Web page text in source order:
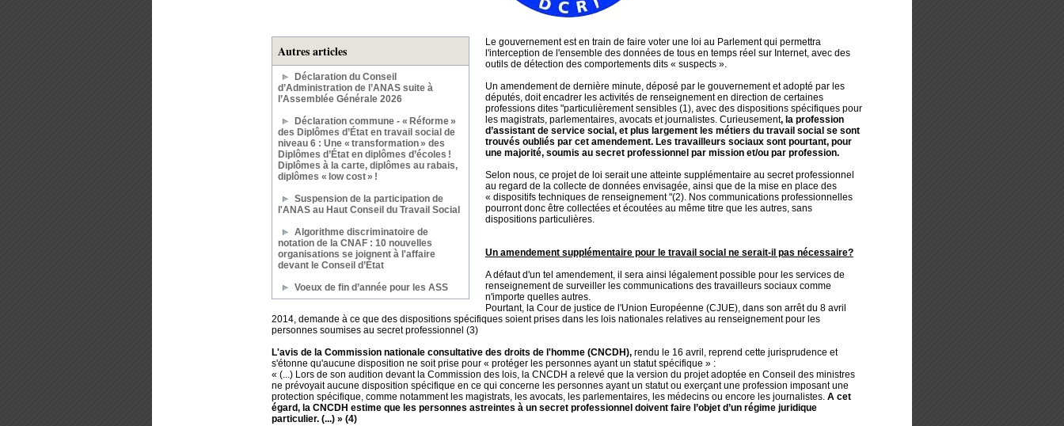
Autres articles
Déclaration du Conseil
d’Administration de l’ANAS suite à
l’Assemblée Générale 2026
Déclaration commune - « Réforme »
des Diplômes d’État en travail social de
niveau 6 : Une « transformation » des
Diplômes d’État en diplômes d’écoles !
Diplômes à la carte, diplômes au rabais,
diplômes « low cost » !
Suspension de la participation de
l'ANAS au Haut Conseil du Travail Social
Algorithme discriminatoire de
notation de la CNAF : 10 nouvelles
organisations se joignent à l'affaire
devant le Conseil d’État
Voeux de fin d’année pour les ASS
Le gouvernement est en train de faire voter une loi au Parlement qui permettra
l'interception de l'ensemble des données de tous en temps réel sur Internet, avec des
outils de détection des comportements dits « suspects ».
Un amendement de dernière minute, déposé par le gouvernement et adopté par les
députés, doit encadrer les activités de renseignement en direction de certaines
professions dites "particulièrement sensibles (1), avec des dispositions spécifiques pour
les magistrats, parlementaires, avocats et journalistes. Curieusement, la profession
d’assistant de service social, et plus largement les métiers du travail social se sont
trouvés oubliés par cet amendement. Les travailleurs sociaux sont pourtant, pour
une majorité, soumis au secret professionnel par mission et/ou par profession.
Selon nous, ce projet de loi serait une atteinte supplémentaire au secret professionnel
au regard de la collecte de données envisagée, ainsi que de la mise en place des
« dispositifs techniques de renseignement "(2). Nos communications professionnelles
pourront donc être collectées et écoutées au même titre que les autres, sans
dispositions particulières.
Un amendement supplémentaire pour le travail social ne serait-il pas nécessaire?
A défaut d'un tel amendement, il sera ainsi légalement possible pour les services de
renseignement de surveiller les communications des travailleurs sociaux comme
n'importe quelles autres.
Pourtant, la Cour de justice de l'Union Européenne (CJUE), dans son arrêt du 8 avril
2014, demande à ce que des dispositions spécifiques soient prises dans les lois nationales relatives au renseignement pour les
personnes soumises au secret professionnel (3)
L'avis de la Commission nationale consultative des droits de l'homme (CNCDH),rendu le 16 avril, reprend cette jurisprudence et
s'étonne qu'aucune disposition ne soit prise pour « protéger les personnes ayant un statut spécifique » :
« (...) Lors de son audition devant la Commission des lois, la CNCDH a relevé que la version du projet adoptée en Conseil des ministres
ne prévoyait aucune disposition spécifique en ce qui concerne les personnes ayant un statut ou exerçant une profession imposant une
protection spécifique, comme notamment les magistrats, les avocats, les parlementaires, les médecins ou encore les journalistes. A cet
égard, la CNCDH estime que les personnes astreintes à un secret professionnel doivent faire l’objet d’un régime juridique
particulier. (...) » (4)